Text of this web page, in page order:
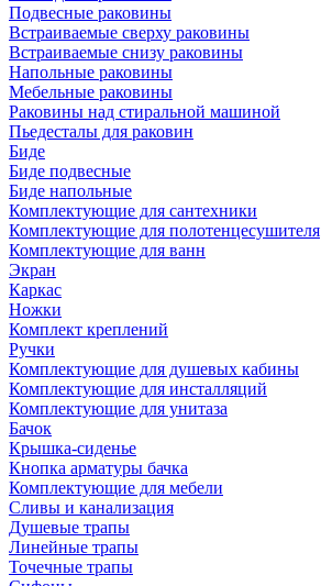
Подвесные раковины
Встраиваемые сверху раковины
Встраиваемые снизу раковины
Напольные раковины
Мебельные раковины
Раковины над стиральной машиной
Пьедесталы для раковин
Биде
Биде подвесные
Биде напольные
Комплектующие для сантехники
Комплектующие для полотенцесушителя
Комплектующие для ванн
Экран
Каркас
Ножки
Комплект креплений
Ручки
Комплектующие для душевых кабины
Комплектующие для инсталляций
Комплектующие для унитаза
Бачок
Крышка-сиденье
Кнопка арматуры бачка
Комплектующие для мебели
Сливы и канализация
Душевые трапы
Линейные трапы
Точечные трапы